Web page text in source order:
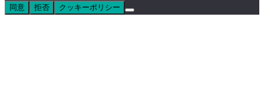
同意 拒否 クッキーポリシー